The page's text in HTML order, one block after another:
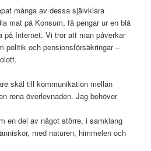
många av dessa självklara
mat på Konsum, få pengar ur en blå
på Internet. Vi tror att man påverkar
politik och pensionsförsäkringar –
skäl till kommunikation mellan
rena överlevnaden. Jag behöver
en del av något större, i samklang
med naturen, himmelen och